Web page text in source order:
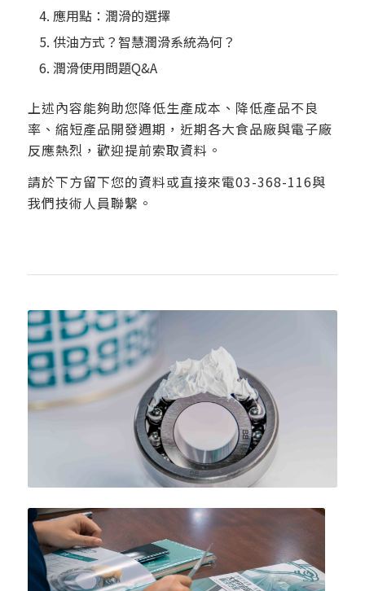
應用點：潤滑的選擇
供油方式？智慧潤滑系統為何？
潤滑使用問題Q&A
上述內容能夠助您降低生產成本、降低產品不良
率、縮短產品開發週期，近期各大食品廠與電子廠
反應熱烈，歡迎提前索取資料。
請於下方留下您的資料或直接來電03-368-116與
我們技術人員聯繫。